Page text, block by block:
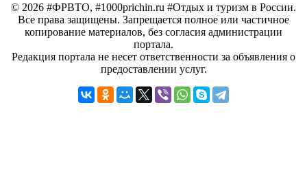
© 2026 #ФРВТО, #1000prichin.ru #Отдых и туризм в России.
Все права защищены. Запрещается полное или частичное
копирование материалов, без согласия администрации
портала.
Редакция портала не несет ответственности за объявления о
предоставлении услуг.